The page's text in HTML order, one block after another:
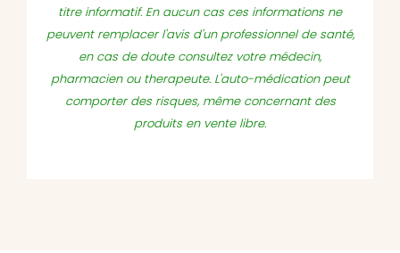
titre informatif. En aucun cas ces informations ne
peuvent remplacer l'avis d'un professionnel de santé,
en cas de doute consultez votre médecin,
pharmacien ou therapeute. L'auto-médication peut
comporter des risques, même concernant des
produits en vente libre.